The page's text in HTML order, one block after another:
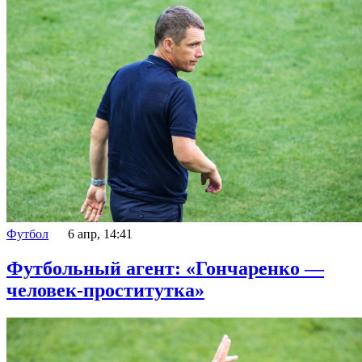
Футбол 6 апр, 14:41
Футбольный агент: «Гончаренко —
человек-проститутка»